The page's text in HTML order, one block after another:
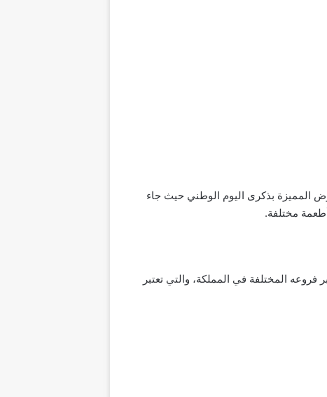
اليوم الوطني السعودي الـ 91 والذي يعتبر من العروض المميزة بذكرى اليوم الوطني حيث جاء
الـ 91 في المملكة العربية السعودية، عبر فروعه المختلفة في المملكة، والتي تعتبر